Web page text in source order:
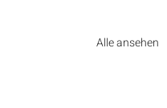
Alle ansehen